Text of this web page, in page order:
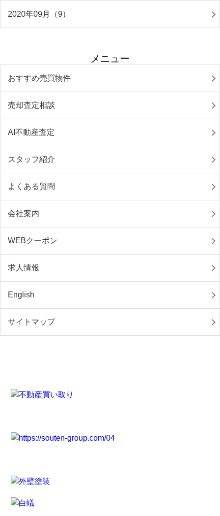
2020年09月（9）
メニュー
おすすめ売買物件
売却査定相談
AI不動産査定
スタッフ紹介
よくある質問
会社案内
WEBクーポン
求人情報
English
サイトマップ